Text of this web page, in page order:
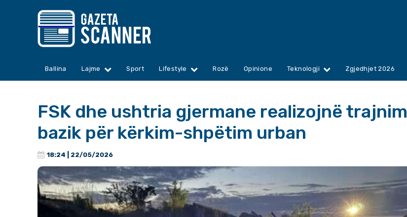
Ballina Lajme Sport Lifestyle Rozë Opinione Teknologji Zgjedhjet 2026
FSK dhe ushtria gjermane realizojnë trajnim
bazik për kërkim-shpëtim urban
18:24 | 22/05/2026